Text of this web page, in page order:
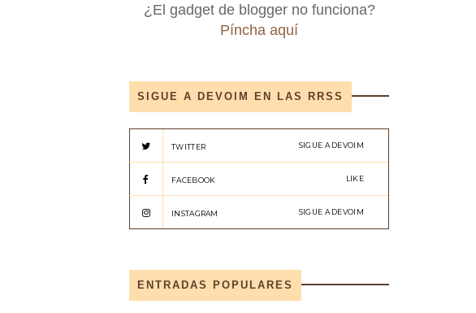
¿El gadget de blogger no funciona?
Píncha aquí
SIGUE A DEVOIM EN LAS RRSS
TWITTER SIGUE A DEVOIM
FACEBOOK LIKE
INSTAGRAM SIGUE A DEVOIM
ENTRADAS POPULARES